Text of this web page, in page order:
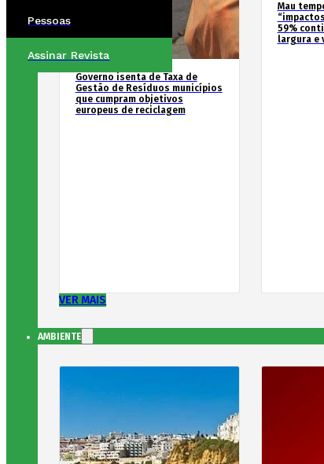
Pessoas
Assinar Revista
Governo isenta de Taxa de
Gestão de Resíduos municípios
que cumpram objetivos
europeus de reciclagem
Mau
59%
largura e
VER MAIS
AMBIENTE